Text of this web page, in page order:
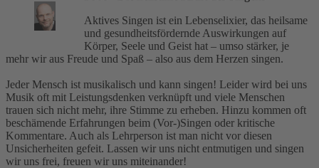
Aktives Singen ist ein Lebenselixier, das heilsame
und gesundheitsfördernde Auswirkungen auf
Körper, Seele und Geist hat – umso stärker, je
mehr wir aus Freude und Spaß – also aus dem Herzen singen.
Jeder Mensch ist musikalisch und kann singen! Leider wird bei uns
Musik oft mit Leistungsdenken verknüpft und viele Menschen
trauen sich nicht mehr, ihre Stimme zu erheben. Hinzu kommen oft
beschämende Erfahrungen beim (Vor-)Singen oder kritische
Kommentare. Auch als Lehrperson ist man nicht vor diesen
Unsicherheiten gefeit. Lassen wir uns nicht entmutigen und singen
wir uns frei, freuen wir uns miteinander!